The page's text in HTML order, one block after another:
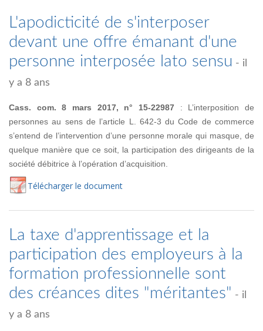
L'apodicticité de s'interposer
devant une offre émanant d'une
personne interposée lato sensu - il
y a 8 ans
Cass. com. 8 mars 2017, n° 15-22987 : L’interposition de
personnes au sens de l’article L. 642-3 du Code de commerce
s’entend de l’intervention d’une personne morale qui masque, de
quelque manière que ce soit, la participation des dirigeants de la
société débitrice à l’opération d’acquisition.
Télécharger le document
La taxe d'apprentissage et la
participation des employeurs à la
formation professionnelle sont
des créances dites "méritantes" - il
y a 8 ans